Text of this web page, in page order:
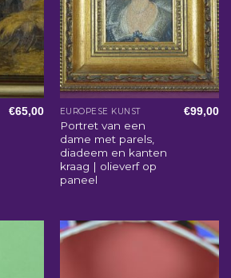
€65,00 EUROPESE KUNST
Portret van een
dame met parels,
diadeem en kanten
kraag | olieverf op
paneel
€99,00